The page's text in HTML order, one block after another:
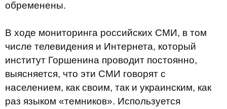
обременены.
В ходе мониторинга российских СМИ, в том
числе телевидения и Интернета, который
институт Горшенина проводит постоянно,
выясняется, что эти СМИ говорят с
населением, как своим, так и украинским, как
раз языком «темников». Используется